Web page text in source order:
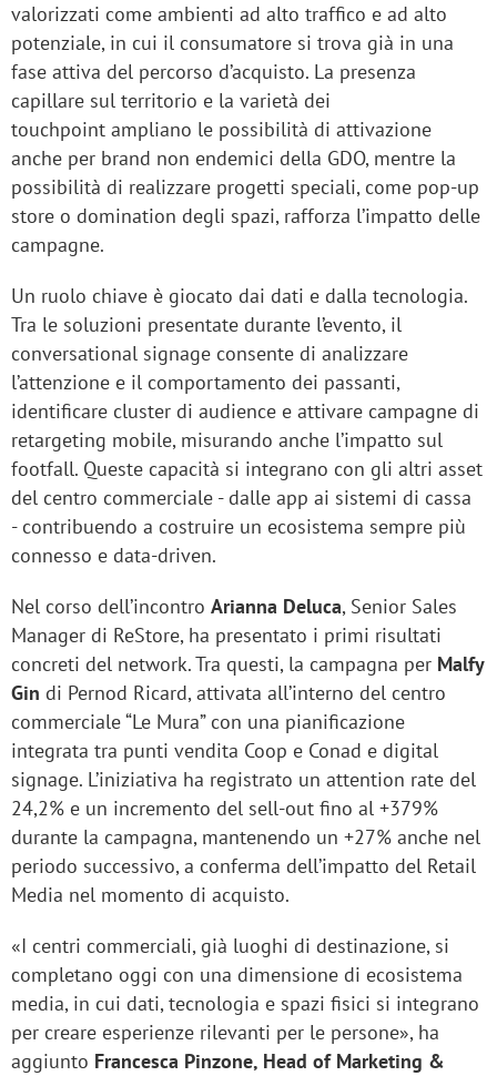
valorizzati come ambienti ad alto traffico e ad alto
potenziale, in cui il consumatore si trova già in una
fase attiva del percorso d’acquisto. La presenza
capillare sul territorio e la varietà dei
touchpoint ampliano le possibilità di attivazione
anche per brand non endemici della GDO, mentre la
possibilità di realizzare progetti speciali, come pop-up
store o domination degli spazi, rafforza l’impatto delle
campagne.
Un ruolo chiave è giocato dai dati e dalla tecnologia.
Tra le soluzioni presentate durante l’evento, il
conversational signage consente di analizzare
l’attenzione e il comportamento dei passanti,
identificare cluster di audience e attivare campagne di
retargeting mobile, misurando anche l’impatto sul
footfall. Queste capacità si integrano con gli altri asset
del centro commerciale - dalle app ai sistemi di cassa
- contribuendo a costruire un ecosistema sempre più
connesso e data-driven.
Nel corso dell’incontro Arianna Deluca, Senior Sales
Manager di ReStore, ha presentato i primi risultati
concreti del network. Tra questi, la campagna per Malfy
Gin di Pernod Ricard, attivata all’interno del centro
commerciale “Le Mura” con una pianificazione
integrata tra punti vendita Coop e Conad e digital
signage. L’iniziativa ha registrato un attention rate del
24,2% e un incremento del sell-out fino al +379%
durante la campagna, mantenendo un +27% anche nel
periodo successivo, a conferma dell’impatto del Retail
Media nel momento di acquisto.
«I centri commerciali, già luoghi di destinazione, si
completano oggi con una dimensione di ecosistema
media, in cui dati, tecnologia e spazi fisici si integrano
per creare esperienze rilevanti per le persone», ha
aggiunto Francesca Pinzone, Head of Marketing &